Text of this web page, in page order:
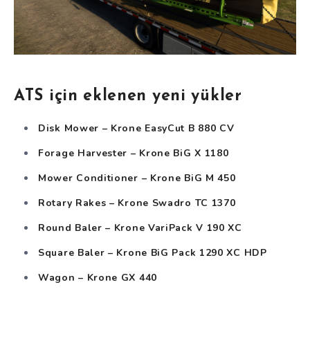
ATS için eklenen yeni yükler
Disk Mower – Krone EasyCut B 880 CV
Forage Harvester – Krone BiG X 1180
Mower Conditioner – Krone BiG M 450
Rotary Rakes – Krone Swadro TC 1370
Round Baler – Krone VariPack V 190 XC
Square Baler – Krone BiG Pack 1290 XC HDP
Wagon – Krone GX 440